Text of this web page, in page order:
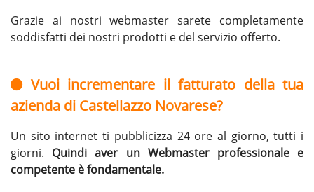
Grazie ai nostri webmaster sarete completamente
soddisfatti dei nostri prodotti e del servizio offerto.
Vuoi incrementare il fatturato della tua
azienda di Castellazzo Novarese?
Un sito internet ti pubblicizza 24 ore al giorno, tutti i
giorni. Quindi aver un Webmaster professionale e
competente è fondamentale.